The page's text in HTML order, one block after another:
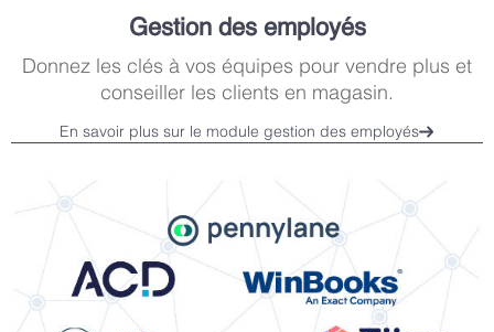
Gestion des employés
Donnez les clés à vos équipes pour vendre plus et
conseiller les clients en magasin.
En savoir plus sur le module gestion des employés